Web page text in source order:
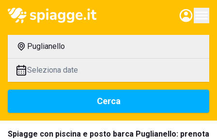
Puglianello
Seleziona date
Cerca
Spiagge con piscina e posto barca Puglianello: prenota